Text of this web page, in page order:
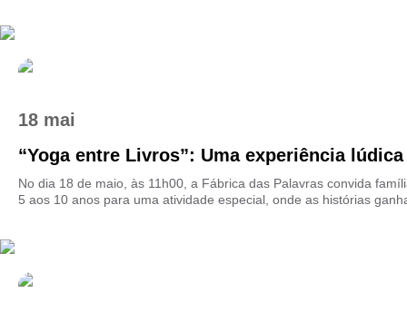
18 mai
“Yoga entre Livros”: Uma experiência
No dia 18 de maio, às 11h00, a Fábrica das Palavras convida
5 aos 10 anos para uma atividade especial, onde as histórias